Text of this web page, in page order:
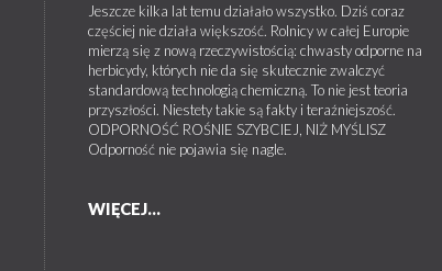
Jeszcze kilka lat temu działało wszystko. Dziś coraz
częściej nie działa większość. Rolnicy w całej Europie
mierzą się z nową rzeczywistością: chwasty odporne na
herbicydy, których nie da się skutecznie zwalczyć
standardową technologią chemiczną. To nie jest teoria
przyszłości. Niestety takie są fakty i teraźniejszość.
ODPORNOŚĆ ROŚNIE SZYBCIEJ, NIŻ MYŚLISZ
Odporność nie pojawia się nagle.
WIĘCEJ...